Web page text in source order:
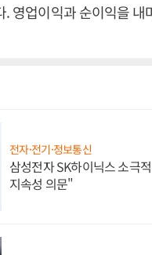
영업이익과 순이익을
전자·전기·정보통신
삼성전자 SK하이닉스 소극
지속성 의문"